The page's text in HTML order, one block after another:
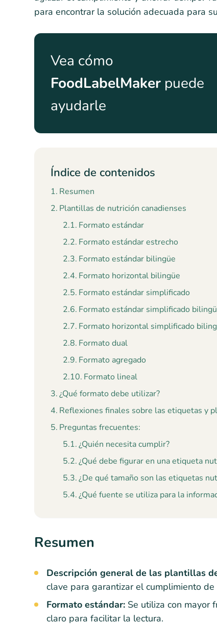
para encontrar la solución adecuada para
Vea cómo
FoodLabelMaker puede
ayudarle
Índice de contenidos
Resumen
Plantillas de nutrición canadienses
Formato estándar
Formato estándar estrecho
Formato estándar bilingüe
Formato horizontal bilingüe
Formato estándar simplificado
Formato estándar simplificado
Formato horizontal simplificado
Formato dual
Formato agregado
Formato lineal
¿Qué formato debe utilizar?
Reflexiones finales sobre las etiquetas y
Preguntas frecuentes:
¿Quién necesita cumplir?
¿Qué debe figurar en una etiqueta
¿De qué tamaño son las etiquetas
¿Qué fuente se utiliza para la
Resumen
Descripción general de las plantillas
clave para garantizar el cumplimiento
Formato estándar: Se utiliza con mayor
claro para facilitar la lectura.